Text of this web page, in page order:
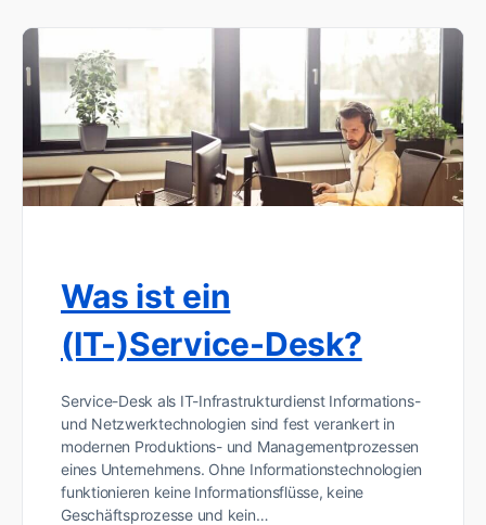
Was ist ein
(IT-)Service-Desk?
Service-Desk als IT-Infrastrukturdienst Informations-
und Netzwerktechnologien sind fest verankert in
modernen Produktions- und Managementprozessen
eines Unternehmens. Ohne Informationstechnologien
funktionieren keine Informationsflüsse, keine
Geschäftsprozesse und kein…